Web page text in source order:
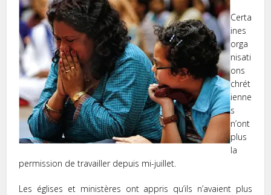
Certa
ines
orga
nisati
ons
chrét
ienne
s
n’ont
plus
la
permission detravailler depuis mi-juillet.
Les églises et ministères ont appris qu’ils n’avaient plus